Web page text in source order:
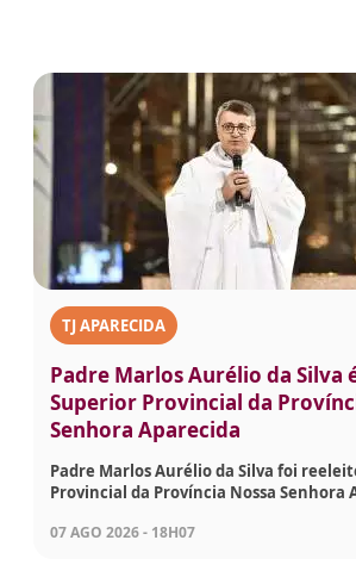
TJ APARECIDA
Padre Marlos Aurélio da Silva
Superior Provincial da
Senhora Aparecida
Padre Marlos Aurélio da Silva foi
Provincial da Província Nossa Senhora
07 AGO 2026 - 18H07